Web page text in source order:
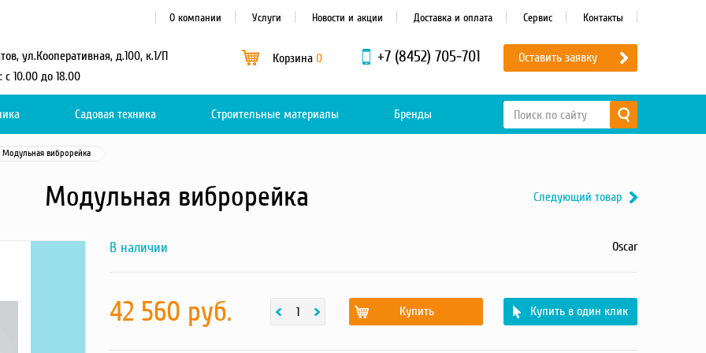
ул.Кооперативная, д.100, к.1/П
с 10.00 до 18.00
Корзина 0 +7 (8452) 705-701 Оставить заявку
О компании Услуги Новости и акции Доставка и оплата Сервис Контакты
Каталог 0
Садовая техника Строительные материалы Бренды
Модульная виброрейка
Модульная виброрейка Следующий товар
В наличии Oscar
42 560 руб. Купить Купить в один клик